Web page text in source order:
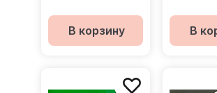
В корзину
учителя
В